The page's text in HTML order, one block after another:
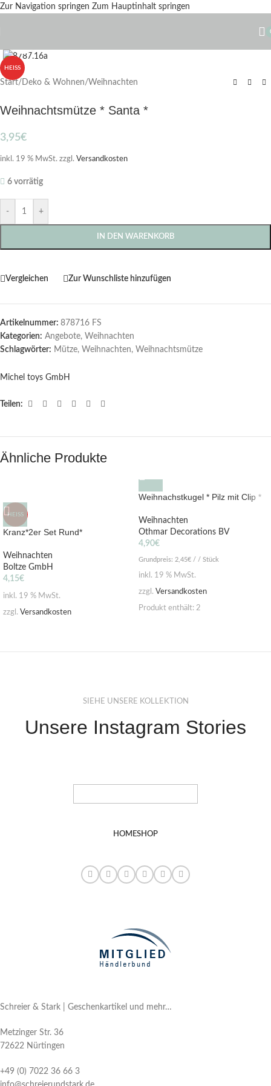
Zur Navigation springen Zum Hauptinhalt springen
HEISS
Start/ Deko & Wohnen/Weihnachten
Weihnachtsmütze * Santa *
3,95€
inkl. 19 % MwSt. zzgl. Versandkosten
6 vorrätig
- +
IN DEN WARENKORB
Vergleichen Zur Wunschliste hinzufügen
Artikelnummer: 878716 FS
Kategorien: Angebote, Weihnachten
Schlagwörter: Mütze, Weihnachten, Weihnachtsmütze
Michel toys GmbH
Teilen:
Ähnliche Produkte
HEISS
Kranz*2er Set Rund*
Weihnachten
Boltze GmbH
4,15€
inkl. 19 % MwSt.
zzgl. Versandkosten
Weihnachstkugel * Pilz mit Clip *
Weihnachten
Othmar Decorations BV
4,90€
Grundpreis: 2,45€ / / Stück
inkl. 19 % MwSt.
zzgl. Versandkosten
Produkt enthält: 2
SIEHE UNSERE KOLLEKTION
Unsere Instagram Stories
HOMESHOP
Schreier & Stark | Geschenkartikel und mehr…
Metzinger Str. 36
72622 Nürtingen
+49 (0) 7022 36 66 3